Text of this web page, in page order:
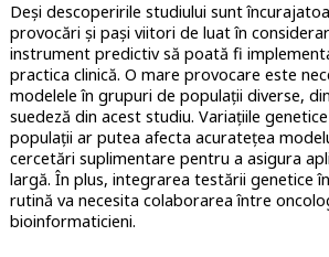
Deși descoperirile studiului sunt
provocări și pași viitori de luat în
instrument predictiv să poată fi
practica clinică. O mare provocare este
modelele în grupuri de populații diverse,
suedeză din acest studiu. Variațiile
populații ar putea afecta acuratețea
cercetări suplimentare pentru a asigura
largă. În plus, integrarea testării genetice
rutină va necesita colaborarea între
bioinformaticieni.